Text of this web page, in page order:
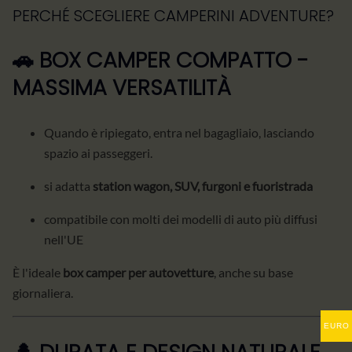
PERCHÉ SCEGLIERE CAMPERINI ADVENTURE?
🚗 BOX CAMPER COMPATTO -
MASSIMA VERSATILITÀ
Quando è ripiegato, entra nel bagagliaio, lasciando
spazio ai passeggeri.
si adatta station wagon, SUV, furgoni e fuoristrada
compatibile con molti dei modelli di auto più diffusi
nell'UE
È l'ideale box camper per autovetture , anche su base
giornaliera.
EURO